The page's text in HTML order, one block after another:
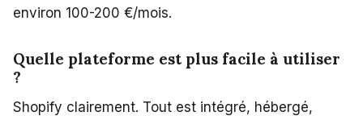
environ 100-200 €/mois.
Quelle plateforme est plus facile à utiliser
?
Shopify clairement. Tout est intégré, hébergé,